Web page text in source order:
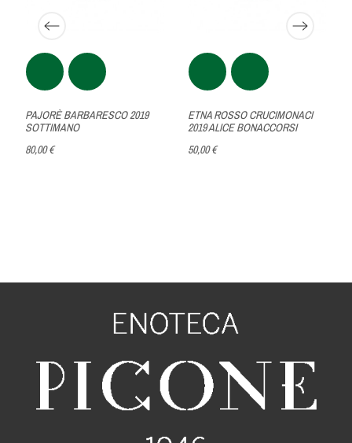
PAJORÈ BARBARESCO 2019
SOTTIMANO
80,00 €
ETNA ROSSO CRUCIMONACI
2019 ALICE BONACCORSI
50,00 €